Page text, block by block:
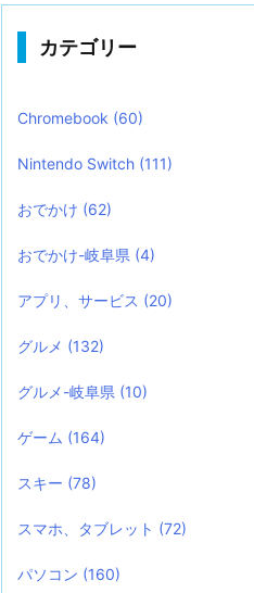
カテゴリー
Chromebook (60)
Nintendo Switch (111)
おでかけ (62)
おでかけ-岐阜県 (4)
アプリ、サービス (20)
グルメ (132)
グルメ-岐阜県 (10)
ゲーム (164)
スキー (78)
スマホ、タブレット (72)
パソコン (160)